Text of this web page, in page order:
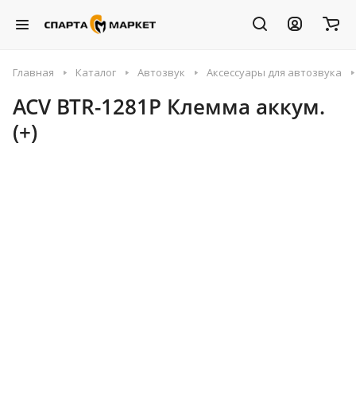
Главная Каталог Автозвук Аксессуары для автозвука
ACV BTR-1281P Клемма аккум.
(+)